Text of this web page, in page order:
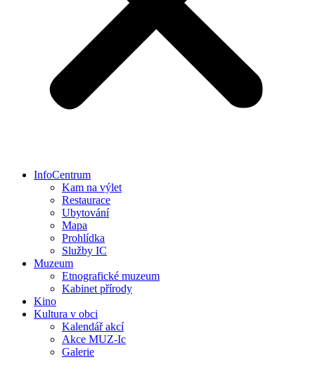
InfoCentrum
Kam na výlet
Restaurace
Ubytování
Mapa
Prohlídka
Služby IC
Muzeum
Etnografické muzeum
Kabinet přírody
Kino
Kultura v obci
Kalendář akcí
Akce MUZ-Ic​
Galerie